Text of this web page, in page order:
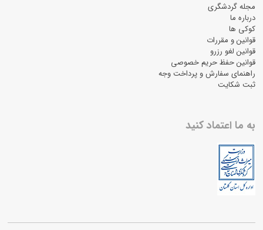
مجله گردشگری
درباره ما
کوکی ها
قوانین و مقررات
قوانین لغو رزرو
قوانین حفظ حریم خصوصی
راهنمای سفارش و پرداخت وجه
ثبت شکایت
به ما اعتماد کنید